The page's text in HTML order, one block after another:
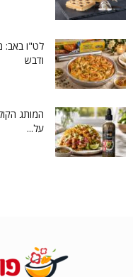
לט"ו באב:
ודבש
המותג
על...